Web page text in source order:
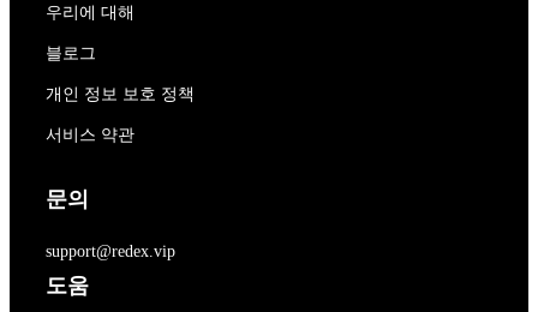
우리에 대해
블로그
개인 정보 보호 정책
서비스 약관
문의
support@redex.vip
도움